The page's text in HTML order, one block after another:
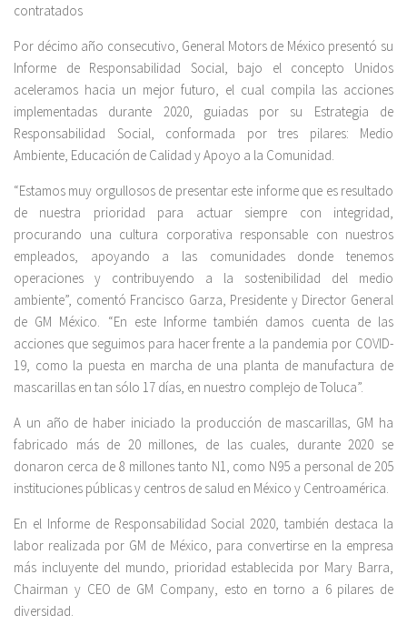
contratados
Por décimo año consecutivo, General Motors de México presentó su
Informe de Responsabilidad Social, bajo el concepto Unidos
aceleramos hacia un mejor futuro, el cual compila las acciones
implementadas durante 2020, guiadas por su Estrategia de
Responsabilidad Social, conformada por tres pilares: Medio
Ambiente, Educación de Calidad y Apoyo a la Comunidad.
“Estamos muy orgullosos de presentar este informe que es resultado
de nuestra prioridad para actuar siempre con integridad,
procurando una cultura corporativa responsable con nuestros
empleados, apoyando a las comunidades donde tenemos
operaciones y contribuyendo a la sostenibilidad del medio
ambiente”, comentó Francisco Garza, Presidente y Director General
de GM México. “En este Informe también damos cuenta de las
acciones que seguimos para hacer frente a la pandemia por COVID-
19, como la puesta en marcha de una planta de manufactura de
mascarillas en tan sólo 17 días, en nuestro complejo de Toluca”.
A un año de haber iniciado la producción de mascarillas, GM ha
fabricado más de 20 millones, de las cuales, durante 2020 se
donaron cerca de 8 millones tanto N1, como N95 a personal de 205
instituciones públicas y centros de salud en México y Centroamérica.
En el Informe de Responsabilidad Social 2020, también destaca la
labor realizada por GM de México, para convertirse en la empresa
más incluyente del mundo, prioridad establecida por Mary Barra,
Chairman y CEO de GM Company, esto en torno a 6 pilares de
diversidad.